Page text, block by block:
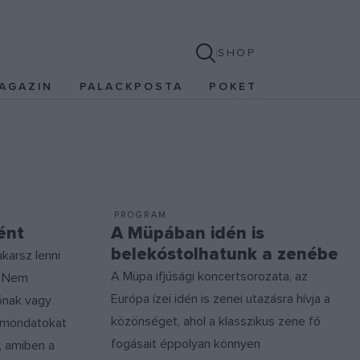
SHOP
PALACKPOSTA POKET
lenni
vagy
amiben a
PROGRAM
A Müpában idén is
belekóstolhatunk a zenébe
A Müpa ifjúsági koncertsorozata, az
Európa ízei idén is zenei utazásra hívja a
közönséget, ahol a klasszikus zene fő
fogásait éppolyan könnyen